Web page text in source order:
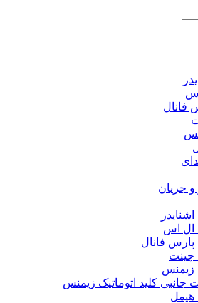
فانال
و‌ جریان
ال اس
پارس فانال
چینت
زیمنس
جانبی کلید اتوماتیک زیمنس
هیمل